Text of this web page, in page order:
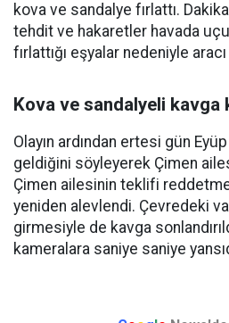
kova ve sandalye fırlattı.
tehdit ve hakaretler havada
fırlattığı eşyalar nedeniyle
Kova ve sandalyeli kavga
Olayın ardından ertesi gün
geldiğini söyleyerek Çimen
Çimen ailesinin teklifi
yeniden alevlendi. Çevredeki
girmesiyle de kavga
kameralara saniye saniye